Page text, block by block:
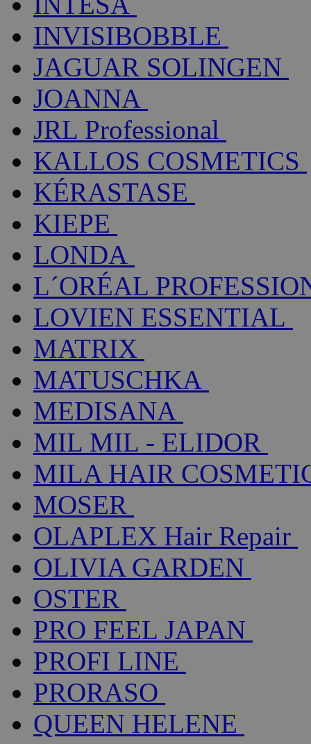
INVISIBOBBLE
JAGUAR SOLINGEN
JOANNA
JRL Professional
KALLOS COSMETICS
KÉRASTASE
KIEPE
LONDA
L´ORÉAL
LOVIEN ESSENTIAL
MATRIX
MATUSCHKA
MEDISANA
MIL MIL - ELIDOR
MILA HAIR
MOSER
OLAPLEX Hair Repair
OLIVIA GARDEN
OSTER
PRO FEEL JAPAN
PROFI LINE
PRORASO
QUEEN HELENE